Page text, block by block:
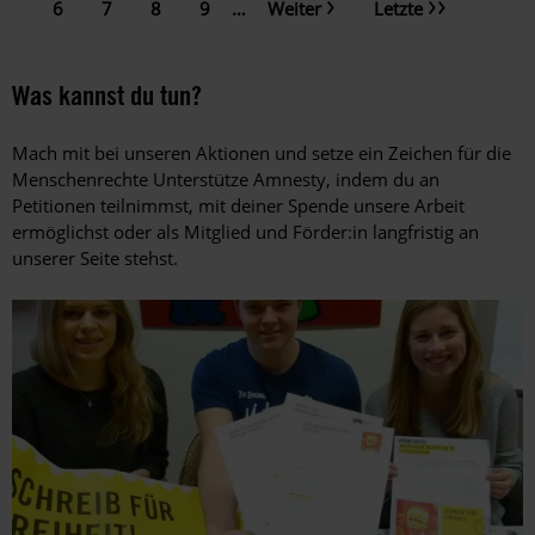
Page
6 Page
7 Page
8 Page
9 … Weiter Letzte
Was kannst du tun?
Mach mit bei unseren Aktionen und setze ein Zeichen für die
Menschenrechte Unterstütze Amnesty, indem du an
Petitionen teilnimmst, mit deiner Spende unsere Arbeit
ermöglichst oder als Mitglied und Förder:in langfristig an
unserer Seite stehst.